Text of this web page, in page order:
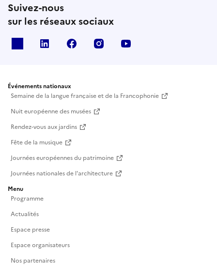
Suivez-nous
sur les réseaux sociaux
Linkedin Facebook Instagram
Événements nationaux
Semaine de la langue française et de la Francophonie
Nuit européenne des musées
Rendez-vous aux jardins
Fête de la musique
Journées européennes du patrimoine
Journées nationales de l'architecture
Menu
Programme
Actualités
Espace presse
Espace organisateurs
Nos partenaires